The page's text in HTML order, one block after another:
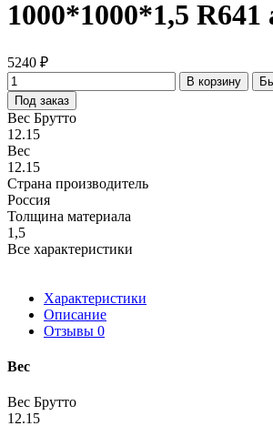
1000*1000*1,5 R641
5240 ₽
В корзину
Под заказ
Вес Брутто
12.15
Вес
12.15
Страна производитель
Россия
Толщина материала
1,5
Все характеристики
Характеристики
Описание
Отзывы 0
Вес
Вес Брутто
12.15